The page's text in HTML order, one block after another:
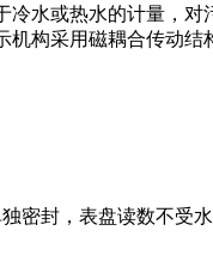
水或热水的计量，对
机构采用磁耦合传动结
密封，表盘读数不受